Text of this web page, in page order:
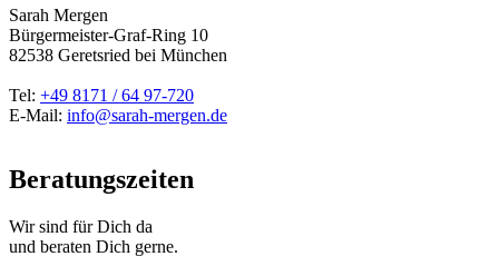
Sarah Mergen
Bürgermeister-Graf-Ring 10
82538 Geretsried bei München
Tel: +49 8171 / 64 97-720
E-Mail: info@sarah-mergen.de
Beratungszeiten
Wir sind für Dich da
und beraten Dich gerne.